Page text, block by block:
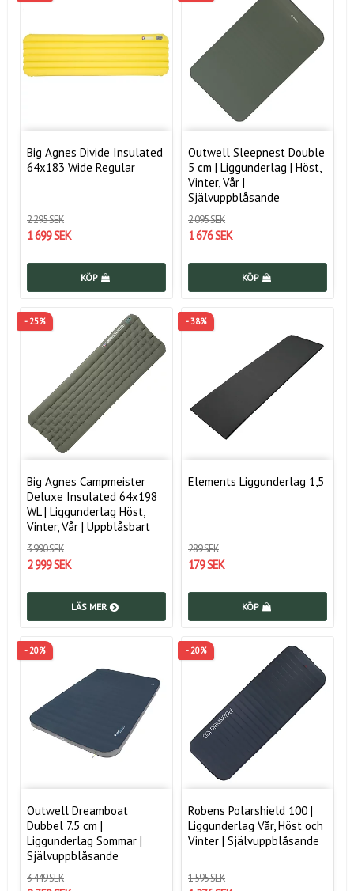
Big Agnes Divide Insulated
64x183 Wide Regular
2 295 SEK
1 699 SEK
KÖP
Outwell Sleepnest Double
5 cm | Liggunderlag | Höst,
Vinter, Vår |
Självuppblåsande
2 095 SEK
1 676 SEK
KÖP
- 25%
Big Agnes Campmeister
Deluxe Insulated 64x198
WL | Liggunderlag Höst,
Vinter, Vår | Uppblåsbart
3 990 SEK
2 999 SEK
LÄS MER
- 38%
Elements Liggunderlag 1,5
289 SEK
179 SEK
KÖP
- 20%
Outwell Dreamboat
Dubbel 7.5 cm |
Liggunderlag Sommar |
Självuppblåsande
3 449 SEK
- 20%
Robens Polarshield 100 |
Liggunderlag Vår, Höst och
Vinter | Självuppblåsande
1 595 SEK